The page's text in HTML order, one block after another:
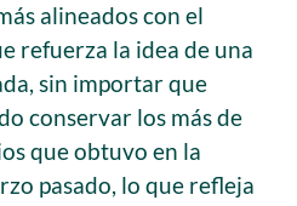
alineados con el
refuerza la idea de una
sin importar que
conservar los más de
que obtuvo en la
pasado, lo que refleja